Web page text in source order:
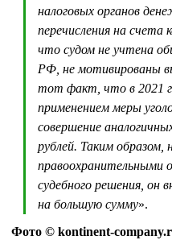
налоговых органов
перечисления на счета
что судом не учтена
РФ, не мотивированы
тот факт, что в 2021
применением меры
совершение
рублей. Таким
правоохранительными
судебного решения, он
на большую сумму».
Фото © kontinent-